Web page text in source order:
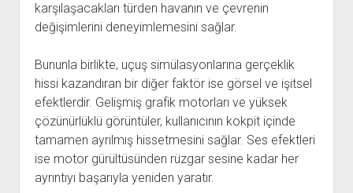
karşılaşacakları türden havanın ve çevrenin
değişimlerini deneyimlemesini sağlar.
Bununla birlikte, uçuş simülasyonlarına gerçeklik
hissi kazandıran bir diğer faktör ise görsel ve işitsel
efektlerdir. Gelişmiş grafik motorları ve yüksek
çözünürlüklü görüntüler, kullanıcının kokpit içinde
tamamen ayrılmış hissetmesini sağlar. Ses efektleri
ise motor gürültüsünden rüzgar sesine kadar her
ayrıntıyı başarıyla yeniden yaratır.